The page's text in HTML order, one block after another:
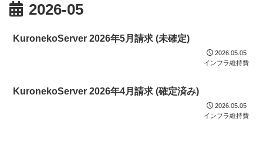
2026-05
KuronekoServer 2026年5月請求 (未確定)
2026.05.05
インフラ維持費
KuronekoServer 2026年4月請求 (確定済み)
2026.05.05
インフラ維持費